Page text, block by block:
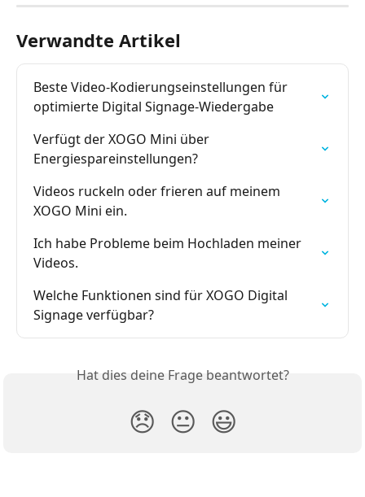
Verwandte Artikel
Beste Video-Kodierungseinstellungen für
optimierte Digital Signage-Wiedergabe
Verfügt der XOGO Mini über
Energiespareinstellungen?
Videos ruckeln oder frieren auf meinem
XOGO Mini ein.
Ich habe Probleme beim Hochladen meiner
Videos.
Welche Funktionen sind für XOGO Digital
Signage verfügbar?
Hat dies deine Frage beantwortet?
😞 😐 😃